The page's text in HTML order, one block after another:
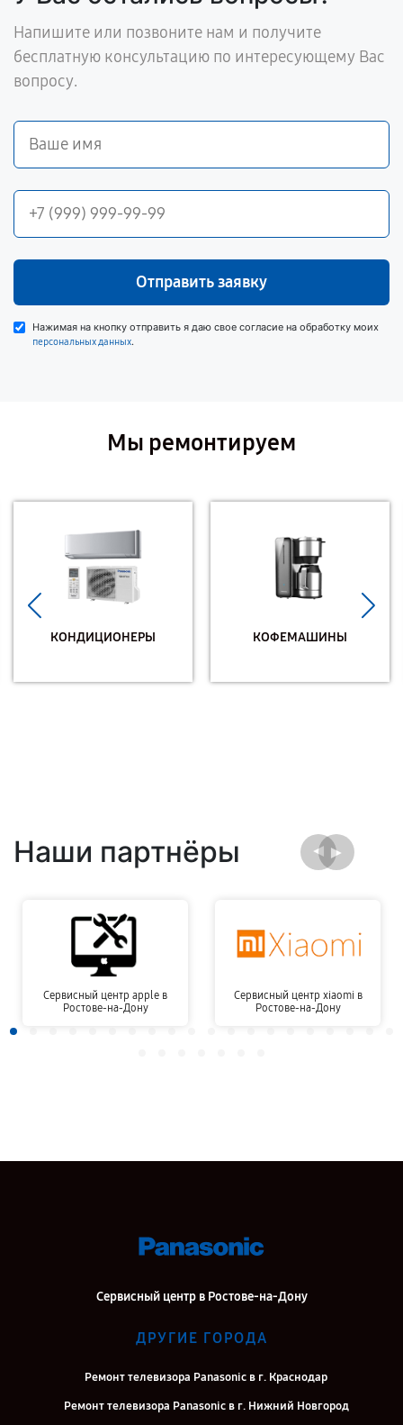
Напишите или позвоните нам и получите
бесплатную консультацию по интересующему Вас
вопросу.
Отправить заявку
Нажимая на кнопку отправить я даю свое согласие на обработку моих
персональных данных.
Мы ремонтируем
КОНДИЦИОНЕРЫ КОФЕМАШИНЫ
Наши партнёры
Сервисный центр apple в
Ростове-на-Дону
Сервисный центр xiaomi в
Ростове-на-Дону
Сервисный центр в Ростове-на-Дону
ДРУГИЕ ГОРОДА
Ремонт телевизора Panasonic в г. Краснодар
Ремонт телевизора Panasonic в г. Нижний Новгород